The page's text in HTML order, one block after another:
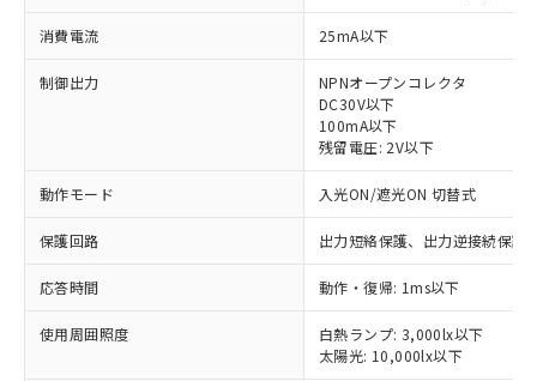
消費電流 25mA以下
制御出力
NPNオープンコレクタ
DC30V以下
100mA以下
残留電圧: 2V以下
動作モード 入光ON/遮光ON 切替式
保護回路 出力短絡保護、出力逆接続保護
応答時間 動作・復帰: 1ms以下
使用周囲照度
白熱ランプ: 3,000lx以下
太陽光: 10,000lx以下
※1 対応状況
対応済み：EU RoHS指令（10物質）の
非含有に対応した製品が提供可能な商品で